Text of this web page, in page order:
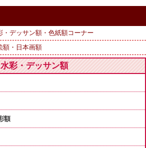
・デッサン額・色紙額コーナー
額・日本画額
水彩・デッサン額
額